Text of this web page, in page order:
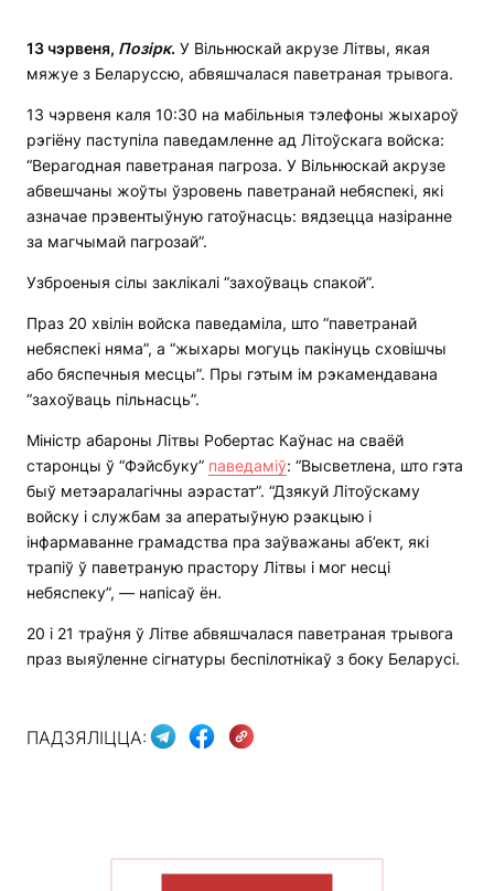
13 чэрвеня, Позірк. У Вільнюскай акрузе Літвы, якая
мяжуе з Беларуссю, абвяшчалася паветраная трывога.
13 чэрвеня каля 10:30 на мабільныя тэлефоны жыхароў
рэгіёну паступіла паведамленне ад Літоўскага войска:
“Верагодная паветраная пагроза. У Вільнюскай акрузе
абвешчаны жоўты ўзровень паветранай небяспекі, які
азначае прэвентыўную гатоўнасць: вядзецца назіранне
за магчымай пагрозай”.
Узброеныя сілы заклікалі “захоўваць спакой”.
Праз 20 хвілін войска паведаміла, што “паветранай
небяспекі няма”, а “жыхары могуць пакінуць сховішчы
або бяспечныя месцы”. Пры гэтым ім рэкамендавана
“захоўваць пільнасць”.
Міністр абароны Літвы Робертас Каўнас на сваёй
старонцы ў “Фэйсбуку” паведаміў: “Высветлена, што гэта
быў метэаралагічны аэрастат”. “Дзякуй Літоўскаму
войску і службам за аператыўную рэакцыю і
інфармаванне грамадства пра заўважаны аб’ект, які
трапіў ў паветраную прастору Літвы і мог несці
небяспеку”, — напісаў ён.
20 і 21 траўня ў Літве абвяшчалася паветраная трывога
праз выяўленне сігнатуры беспілотнікаў з боку Беларусі.
ПАДЗЯЛІЦЦА: